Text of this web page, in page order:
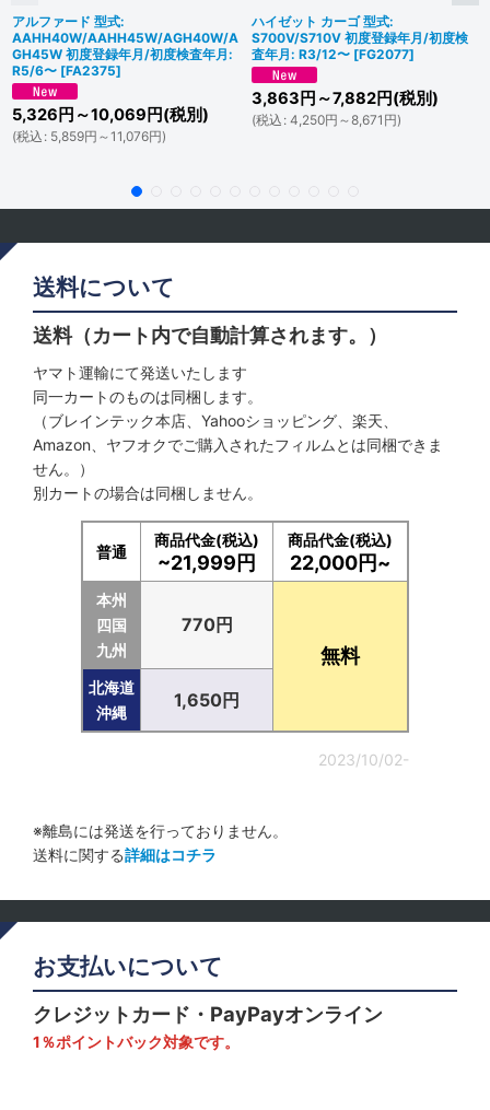
アルファード 型式:
AAHH40W/AAHH45W/AGH40W/A
GH45W 初度登録年月/初度検査年月:
R5/6〜 [FA2375]
5,326 円 ～10,069 円(税別)
(税込 : 5,859円 ～11,076円)
ハイゼット カーゴ 型式:
S700V/S710V 初度登録年月/初度検
査年月: R3/12〜 [FG2077]
3,863 円 ～7,882円(税別)
(税込 : 4,250円 ～8,671 円)
送料について
送料（カート内で自動計算されます。）
ヤマト運輸にて発送いたします
同一カートのものは同梱します。
（ブレインテック本店、Yahooショッピング、楽天、
Amazon、ヤフオクでご購入されたフィルムとは同梱できま
せん。）
別カートの場合は同梱しません。
普通
商品代金(税込)
~21,999円
商品代金(税込)
22,000円~
本州
四国
九州
770円
無料
北海道
沖縄
1,650円
2023/10/02-
※離島には発送を行っておりません。
送料に関する詳細はコチラ
お支払いについて
クレジットカード・PayPayオンライン
1％ポイントバック対象です。